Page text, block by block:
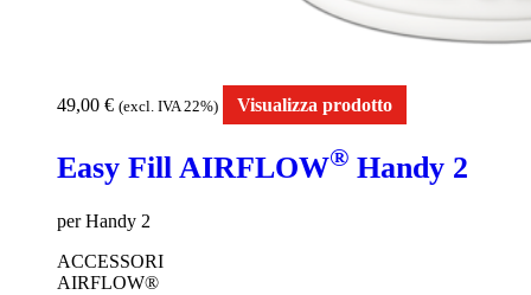
49,00 € (excl. IVA 22%) Visualizza prodotto
Easy Fill AIRFLOW® Handy 2
per Handy 2
ACCESSORI
AIRFLOW®